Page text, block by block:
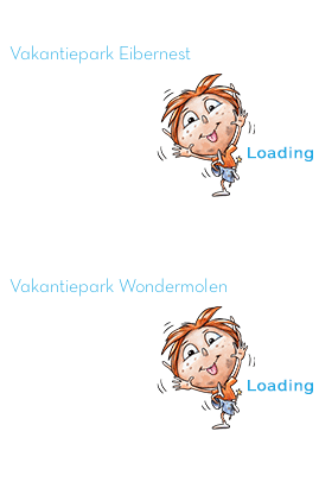
Vakantiepark Eibernest
Vakantiepark Wondermolen